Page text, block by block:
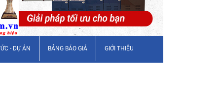
- DỰ ÁN BẢNG BÁO GIÁ GIỚI THIỆU